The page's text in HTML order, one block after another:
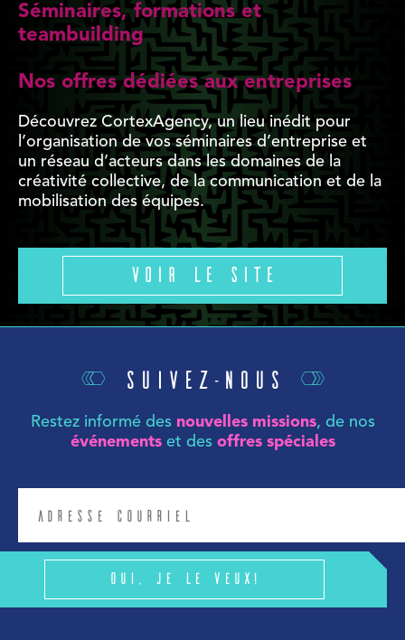
Séminaires, formations et
teambuilding
Nos offres dédiées aux entreprises
Découvrez CortexAgency, un lieu inédit pour
l’organisation de vos séminaires d’entreprise et
un réseau d’acteurs dans les domaines de la
créativité collective, de la communication et de la
mobilisation des équipes.
Voir le site
Suivez-nous
Restez informé des nouvelles missions, de nos
événementset des offres spéciales
Oui, je le veux!